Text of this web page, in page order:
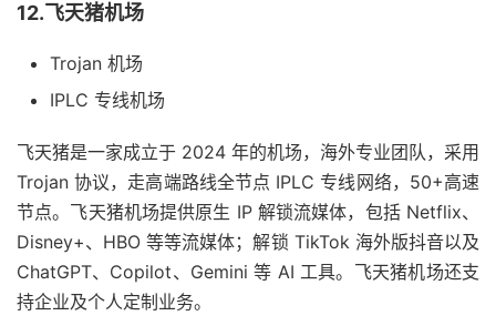
12.飞天猪机场
Trojan 机场
IPLC 专线机场
飞天猪是一家成立于 2024 年的机场，海外专业团队，采用
Trojan 协议，走高端路线全节点 IPLC 专线网络，50+高速
节点。飞天猪机场提供原生 IP 解锁流媒体，包括 Netflix、
Disney+、HBO 等等流媒体；解锁 TikTok 海外版抖音以及
ChatGPT、Copilot、Gemini 等 AI 工具。飞天猪机场还支
持企业及个人定制业务。